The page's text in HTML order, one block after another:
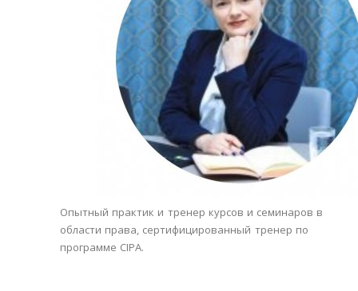
Опытный практик и тренер курсов и семинаров в
области права, сертифицированный тренер по
программе CIPA.